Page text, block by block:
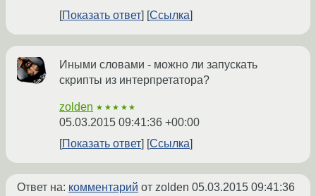
Показать ответ
Ссылка
Иными словами - можно ли запускать
скрипты из интерпретатора?
zolden ★★★★★
05.03.2015 09:41:36 +00:00
Показать ответ
Ссылка
Ответ на: комментарий от zolden 05.03.2015 09:41:36